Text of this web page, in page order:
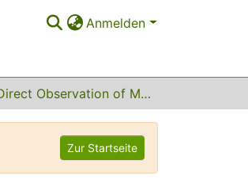
Anmelden
Direct Observation of Mass Oscillations Due to Ablative Richtmyer-Meshkov Instability in Plastic Targets
Zur Startseite